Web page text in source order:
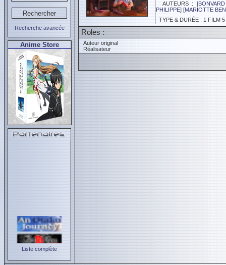
Recherche avancée
Anime Store
Liste complète
AUTEURS : [
PHILIPPE] [MARIOTTE
TYPE & DURÉE : 1 FILM
Roles :
Auteur original
Réalisateur